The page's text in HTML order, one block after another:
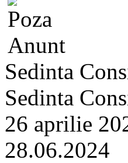
Sedinta
Sedinta
26 aprilie